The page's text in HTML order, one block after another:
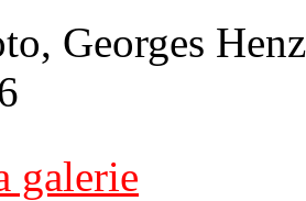
Georges Henz
galerie